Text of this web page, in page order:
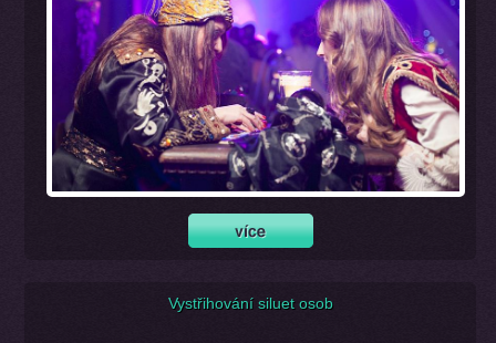
Vystřihování siluet osob